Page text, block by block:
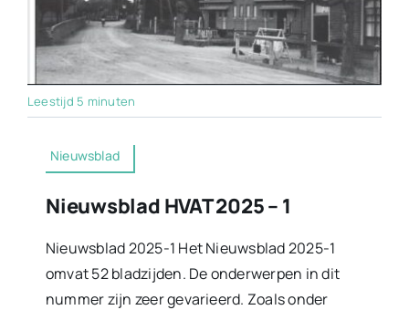
Leestijd 5 minuten
Nieuwsblad
Nieuwsblad HVAT 2025 – 1
Nieuwsblad 2025-1 Het Nieuwsblad 2025-1
omvat 52 bladzijden. De onderwerpen in dit
nummer zijn zeer gevarieerd. Zoals onder